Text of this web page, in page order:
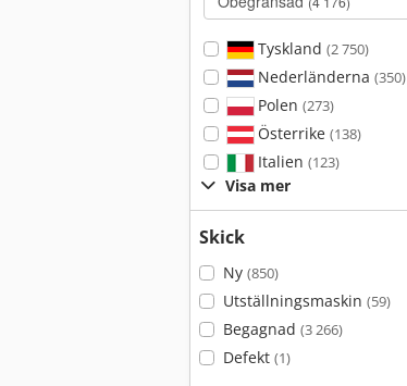
Tyskland (2 750)
Nederländerna (350)
Polen (273)
Österrike (138)
Italien (123)
Visa mer
Skick
Ny (850)
Utställningsmaskin (59)
Begagnad (3 266)
Defekt (1)
Kort Konisk Fläns